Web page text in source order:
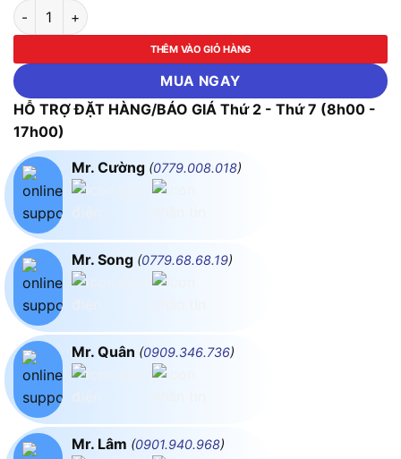
Bộ Tiếp Địa Dùng Cho Tủ Điện Hasegawa Type HA-W số lượng
THÊM VÀO GIỎ HÀNG
MUA NGAY
HỖ TRỢ ĐẶT HÀNG/BÁO GIÁ Thứ 2 - Thứ 7 (8h00 -
17h00)
Mr. Cường (0779.008.018)
Mr. Song (0779.68.68.19)
Mr. Quân (0909.346.736)
Mr. Lâm (0901.940.968)